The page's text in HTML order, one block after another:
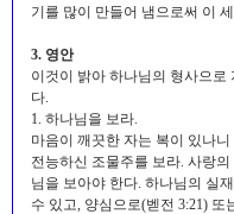
기를 많이 만들어 냄으로써 이
3. 영안
이것이 밝아 하나님의 형사으로
다.
1. 하나님을 보라.
마음이 깨끗한 자는 복이 있나
전능하신 조물주를 보라. 사랑
님을 보아야 한다. 하나님의 실
수 있고, 양심으로(벧전 3:21)